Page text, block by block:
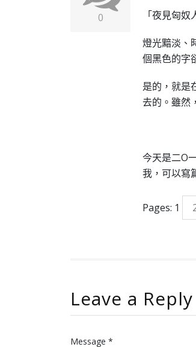
0 「夜見匈奴
燈光黯淡、
個黑色的字
是的，就是
去的。雖然
今天是二O
我，可以寫
Pages: 1
Leave a Reply
Message *